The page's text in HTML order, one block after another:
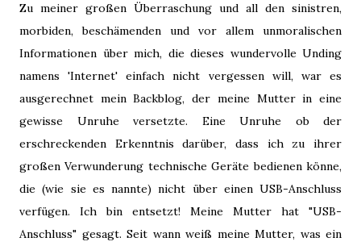
Zu meiner großen Überraschung und all den sinistren,
morbiden, beschämenden und vor allem unmoralischen
Informationen über mich, die dieses wundervolle Unding
namens 'Internet' einfach nicht vergessen will, war es
ausgerechnet mein Backblog, der meine Mutter in eine
gewisse Unruhe versetzte. Eine Unruhe ob der
erschreckenden Erkenntnis darüber, dass ich zu ihrer
großen Verwunderung technische Geräte bedienen könne,
die (wie sie es nannte) nicht über einen USB-Anschluss
verfügen. Ich bin entsetzt! Meine Mutter hat "USB-
Anschluss" gesagt. Seit wann weiß meine Mutter, was ein